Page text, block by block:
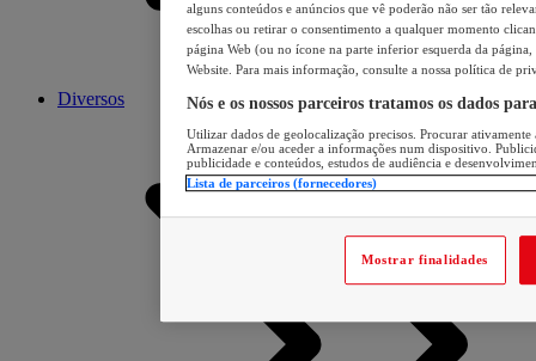
Diversos
alguns conteúdos e anúncios que vê poderão não ser tão
escolhas ou retirar o consentimento a qualquer momento
página Web (ou no ícone na parte inferior esquerda da página,
Website. Para mais informação, consulte a nossa política de
Nós e os nossos parceiros tratamos os dados
Utilizar dados de geolocalização precisos. Procurar
Armazenar e/ou aceder a informações num dispositivo.
publicidade e conteúdos, estudos de audiência e
Lista de parceiros (fornecedores)
Mostrar finalidades